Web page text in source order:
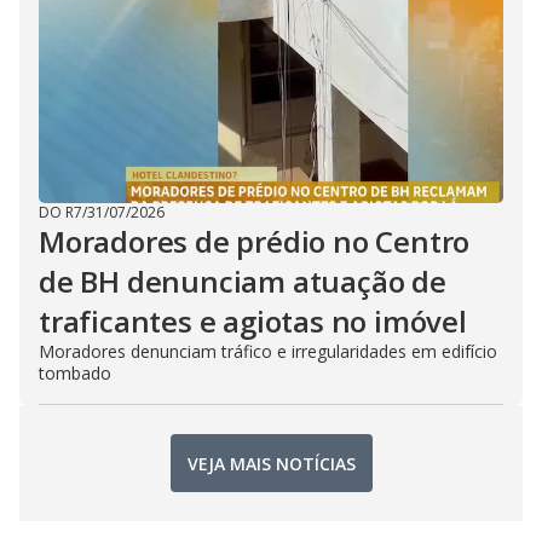
DO R7/31/07/2026
Moradores de prédio no Centro
de BH denunciam atuação de
traficantes e agiotas no imóvel
Moradores denunciam tráfico e irregularidades em edifício
tombado
VEJA MAIS NOTÍCIAS